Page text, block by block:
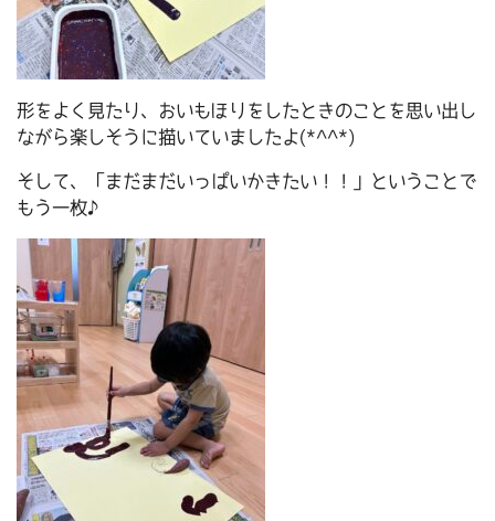
形をよく見たり、おいもほりをしたときのことを思い出し
ながら楽しそうに描いていましたよ(*^^*)
そして、「まだまだいっぱいかきたい！！」ということで
もう一枚♪